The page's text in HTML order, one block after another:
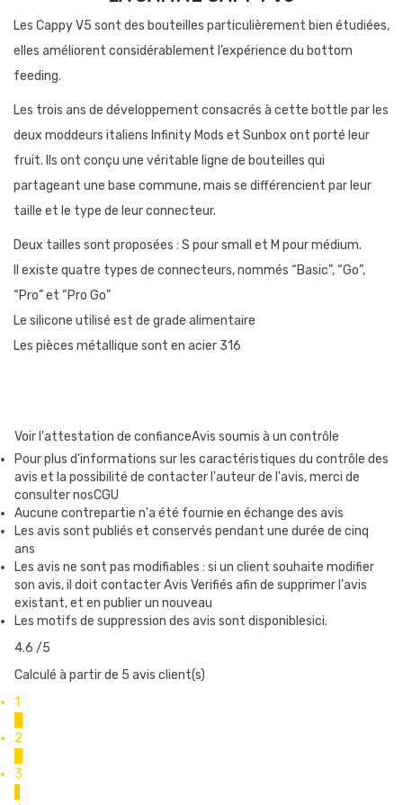
Les Cappy V5 sont des bouteilles particulièrement bien étudiées,
elles améliorent considérablement l’expérience du bottom
feeding.
Les trois ans de développement consacrés à cette bottle par les
deux moddeurs italiens Infinity Mods et Sunbox ont porté leur
fruit. Ils ont conçu une véritable ligne de bouteilles qui
partageant une base commune, mais se différencient par leur
taille et le type de leur connecteur.
Deux tailles sont proposées : S pour small et M pour médium.
Il existe quatre types de connecteurs, nommés “Basic”, “Go”,
“Pro” et “Pro Go”
Le silicone utilisé est de grade alimentaire
Les pièces métallique sont en acier 316
Toutes les Cappy V5 partagent une structure commune :
Une bouteille en silicone
Un goulot et une paille en acier inox 316
Cette base assure une grande longévité à la bouteille et cet
équilibre si agréable entre fermeté et souplesse.
Dimensions des bouteilles de taille M :
Hauteur :50,5 (Basic) ou 58 mm
Diamètre : 17,80 mm
Le modèle “Basic” est équipé d’un embout en tube de silicone,
elle est compatible avec nombre de box BF.
Dimensions du tube :
Voir l'attestation de confianceAvis soumis à un contrôle
Pour plus d'informations sur les caractéristiques du contrôle des
avis et la possibilité de contacter l'auteur de l'avis, merci de
consulter nosCGU
Aucune contrepartie n'a été fournie en échange des avis
Les avis sont publiés et conservés pendant une durée de cinq
ans
Les avis ne sont pas modifiables : si un client souhaite modifier
son avis, il doit contacter Avis Verifiés afin de supprimer l'avis
existant, et en publier un nouveau
Les motifs de suppression des avis sont disponiblesici.
4.6 /5
Calculé à partir de 5 avis client(s)
1
2
3